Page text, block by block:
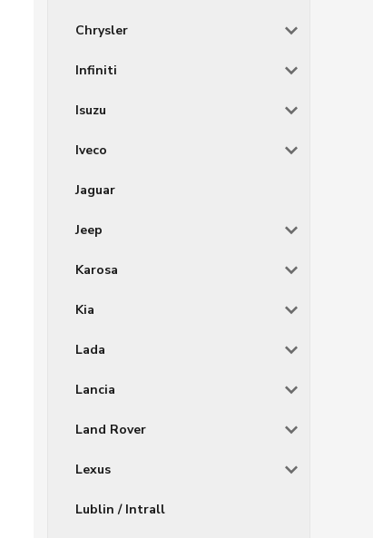
Chrysler
Infiniti
Isuzu
Iveco
Jaguar
Jeep
Karosa
Kia
Lada
Lancia
Land Rover
Lexus
Lublin / Intrall